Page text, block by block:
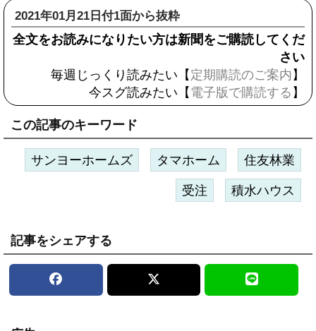
2021年01月21日付1面から抜粋
全文をお読みになりたい方は新聞をご購読してくだ
さい
毎週じっくり読みたい【 定期購読のご案内 】
今スグ読みたい【 電子版で購読する 】
この記事のキーワード
サンヨーホームズ タマホーム 住友林業
受注 積水ハウス
記事をシェアする